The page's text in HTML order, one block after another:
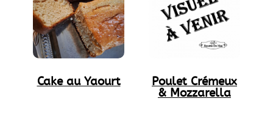
Cake au Yaourt
Poulet Crémeux
& Mozzarella